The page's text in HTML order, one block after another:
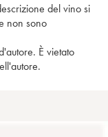
del vino si
non sono
È vietato